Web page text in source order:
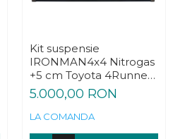
Kit suspensie
IRONMAN4x4 Nitrogas
+5 cm Toyota 4Runner
1988-1997
5.000,00 RON
LA COMANDA